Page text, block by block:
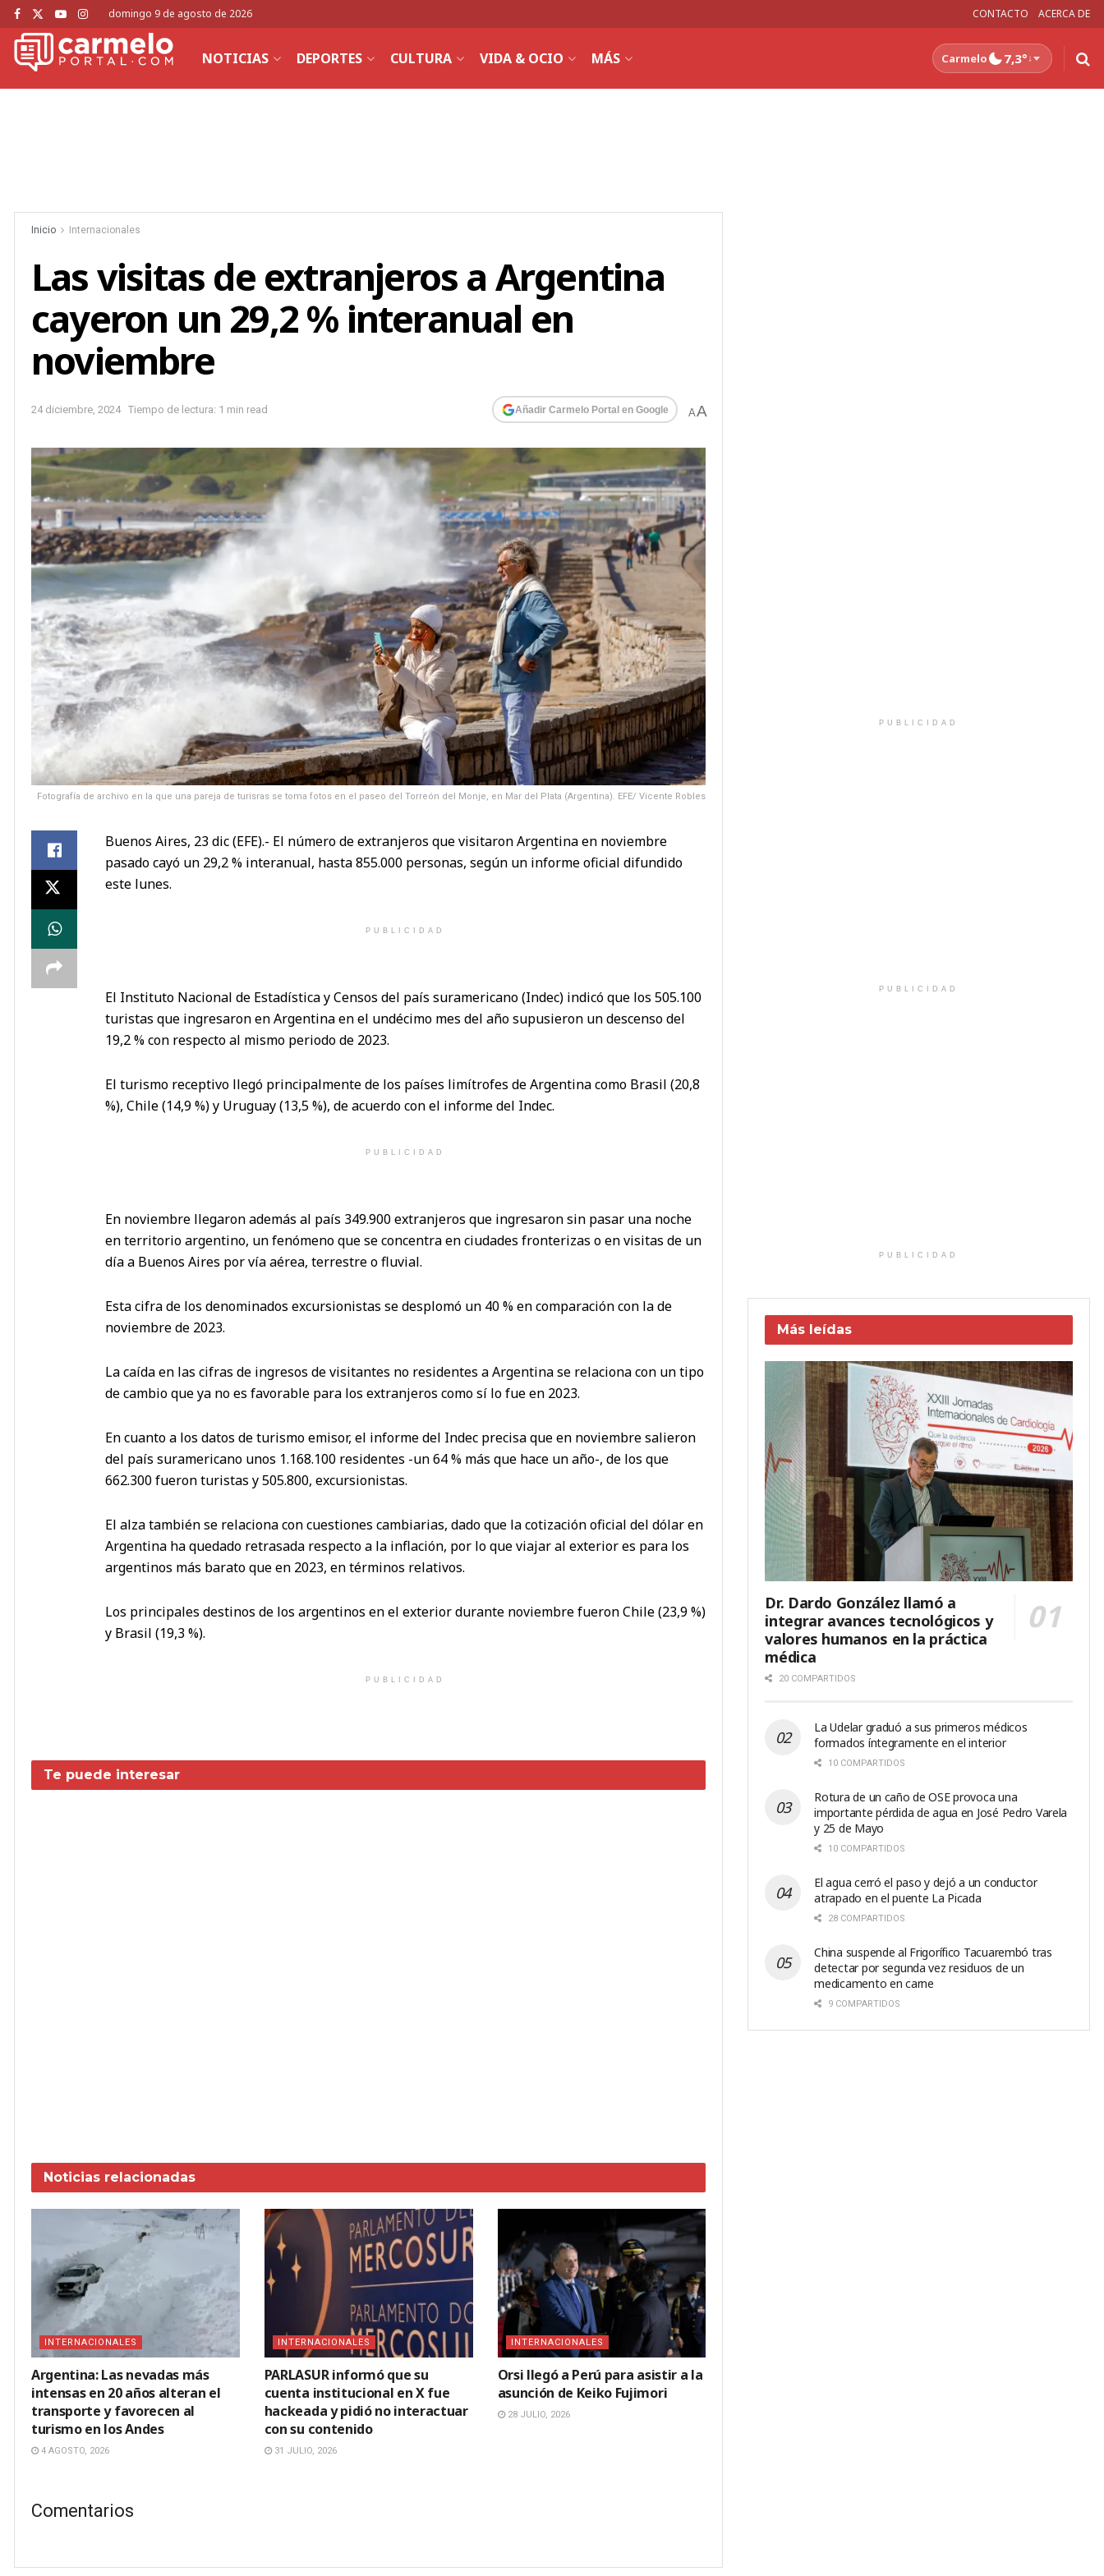
domingo 9 de agosto de 2026 CONTACTO ACERCA DE
NOTICIAS DEPORTES CULTURA VIDA & OCIO MÁS Carmelo 7,3°↓
Inicio Internacionales
Las visitas de extranjeros a Argentina
cayeron un 29,2 % interanual en
noviembre
24 diciembre, 2024 Tiempo de lectura: 1 min read Añadir Carmelo Portal en Google AA
Fotografía de archivo en la que una pareja de turisras se toma fotos en el paseo del Torreón del Monje, en Mar del Plata (Argentina). EFE/ Vicente Robles
Buenos Aires, 23 dic (EFE).- El número de extranjeros que visitaron Argentina en noviembre
pasado cayó un 29,2 % interanual, hasta 855.000 personas, según un informe oficial difundido
este lunes.
PUBLICIDAD
El Instituto Nacional de Estadística y Censos del país suramericano (Indec) indicó que los 505.100
turistas que ingresaron en Argentina en el undécimo mes del año supusieron un descenso del
19,2 % con respecto al mismo periodo de 2023.
El turismo receptivo llegó principalmente de los países limítrofes de Argentina como Brasil (20,8
%), Chile (14,9 %) y Uruguay (13,5 %), de acuerdo con el informe del Indec.
PUBLICIDAD
En noviembre llegaron además al país 349.900 extranjeros que ingresaron sin pasar una noche
en territorio argentino, un fenómeno que se concentra en ciudades fronterizas o en visitas de un
día a Buenos Aires por vía aérea, terrestre o fluvial.
Esta cifra de los denominados excursionistas se desplomó un 40 % en comparación con la de
noviembre de 2023.
La caída en las cifras de ingresos de visitantes no residentes a Argentina se relaciona con un tipo
de cambio que ya no es favorable para los extranjeros como sí lo fue en 2023.
En cuanto a los datos de turismo emisor, el informe del Indec precisa que en noviembre salieron
del país suramericano unos 1.168.100 residentes -un 64 % más que hace un año-, de los que
662.300 fueron turistas y 505.800, excursionistas.
El alza también se relaciona con cuestiones cambiarias, dado que la cotización oficial del dólar en
Argentina ha quedado retrasada respecto a la inflación, por lo que viajar al exterior es para los
argentinos más barato que en 2023, en términos relativos.
Los principales destinos de los argentinos en el exterior durante noviembre fueron Chile (23,9 %)
y Brasil (19,3 %).
PUBLICIDAD
Te puede interesar
Noticias relacionadas
INTERNACIONALES
Argentina: Las nevadas más
intensas en 20 años alteran el
transporte y favorecen al
turismo en los Andes
4 AGOSTO, 2026
INTERNACIONALES
PARLASUR informó que su
cuenta institucional en X fue
hackeada y pidió no interactuar
con su contenido
31 JULIO, 2026
INTERNACIONALES
Orsi llegó a Perú para asistir a la
asunción de Keiko Fujimori
28 JULIO, 2026
Comentarios
PUBLICIDAD
PUBLICIDAD
PUBLICIDAD
Más leídas
Dr. Dardo González llamó a
integrar avances tecnológicos y
valores humanos en la práctica
médica
20 COMPARTIDOS
La Udelar graduó a sus primeros médicos
formados íntegramente en el interior
10 COMPARTIDOS
Rotura de un caño de OSE provoca una
importante pérdida de agua en José Pedro Varela
y 25 de Mayo
10 COMPARTIDOS
El agua cerró el paso y dejó a un conductor
atrapado en el puente La Picada
28 COMPARTIDOS
China suspende al Frigorífico Tacuarembó tras
detectar por segunda vez residuos de un
medicamento en carne
9 COMPARTIDOS